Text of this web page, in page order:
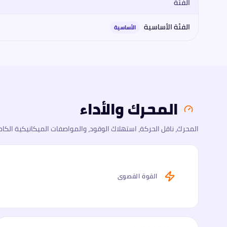
الفئة الأساسية
الأساسية
المحرك والأداء
المحرك، ناقل الحركة، استهلاك الوقود، والمواصفات الميكانيكية
القوة القصوى